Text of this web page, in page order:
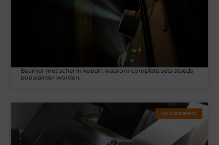
Beamer met scherm kopen: waarom complete sets steeds
populairder worden
GEZONDHEID